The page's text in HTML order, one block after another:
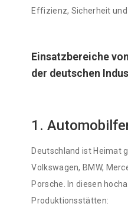
Effizienz, Sicherheit
Einsatzbereiche
der deutschen
1.
Deutschland ist Heimat
Volkswagen, BMW,
Porsche. In diesen
Produktionsstätten: